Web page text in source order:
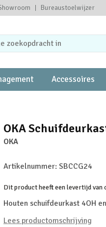
Bureaustoelwijzer
Accessoires
OKA
OKA
Artikelnummer: SBCCG24
Dit product heeft een levertijd van
Houten schuifdeurkast 4OH
Lees productomschrijving